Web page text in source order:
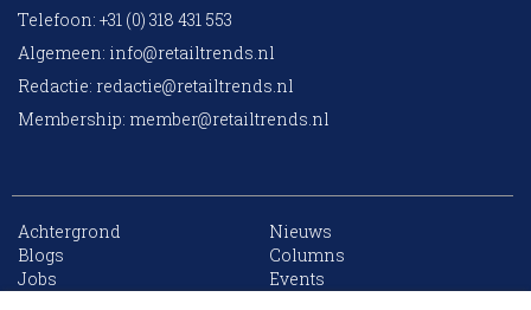
Telefoon: +31 (0) 318 431 553
Algemeen: info@retailtrends.nl
Redactie: redactie@retailtrends.nl
Membership: member@retailtrends.nl
Achtergrond
Nieuws
Blogs
Columns
Jobs
Events